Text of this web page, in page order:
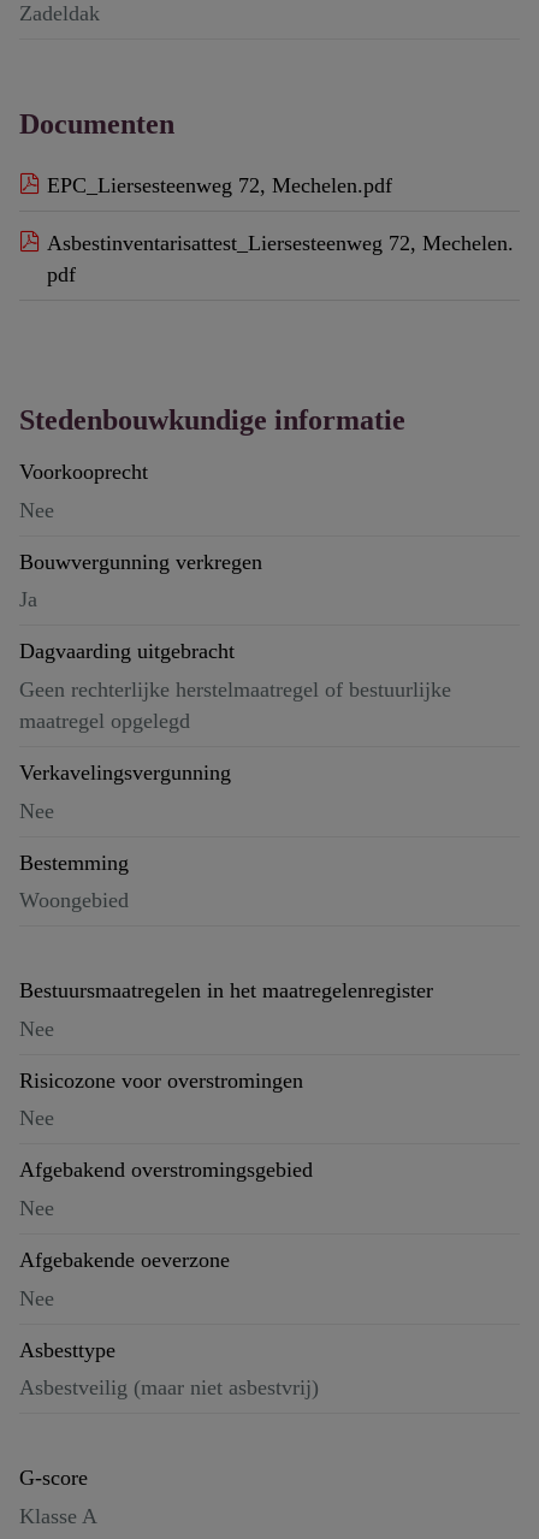
Zadeldak
Documenten
EPC_Liersesteenweg 72, Mechelen.pdf
Asbestinventarisattest_Liersesteenweg 72, Mechelen.
pdf
Stedenbouwkundige informatie
Voorkooprecht
Nee
Bouwvergunning verkregen
Ja
Dagvaarding uitgebracht
Geen rechterlijke herstelmaatregel of bestuurlijke
maatregel opgelegd
Verkavelingsvergunning
Nee
Bestemming
Woongebied
Bestuursmaatregelen in het maatregelenregister
Nee
Risicozone voor overstromingen
Nee
Afgebakend overstromingsgebied
Nee
Afgebakende oeverzone
Nee
Asbesttype
Asbestveilig (maar niet asbestvrij)
G-score
Klasse A